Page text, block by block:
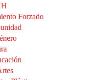
Forzado